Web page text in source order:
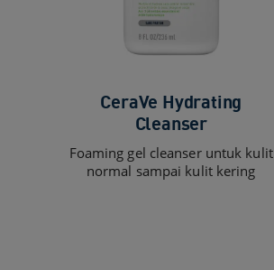
CeraVe Hydrating
Cleanser
Foaming gel cleanser untuk kulit
normal sampai kulit kering